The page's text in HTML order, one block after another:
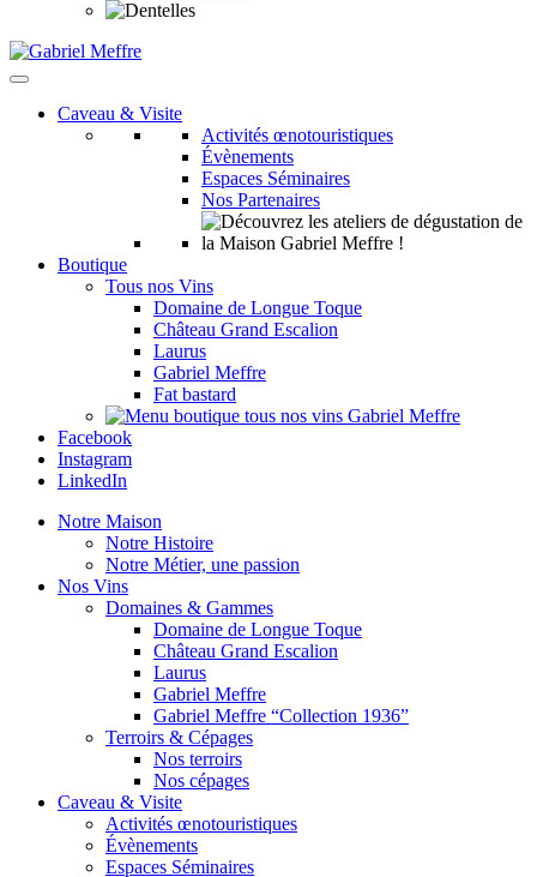
Caveau & Visite
Activités œnotouristiques
Évènements
Espaces Séminaires
Nos Partenaires
Boutique
Tous nos Vins
Domaine de Longue Toque
Château Grand Escalion
Laurus
Gabriel Meffre
Fat bastard
Facebook
Instagram
LinkedIn
Notre Maison
Notre Histoire
Notre Métier, une passion
Nos Vins
Domaines & Gammes
Domaine de Longue Toque
Château Grand Escalion
Laurus
Gabriel Meffre
Gabriel Meffre “Collection 1936”
Terroirs & Cépages
Nos terroirs
Nos cépages
Caveau & Visite
Activités œnotouristiques
Évènements
Espaces Séminaires